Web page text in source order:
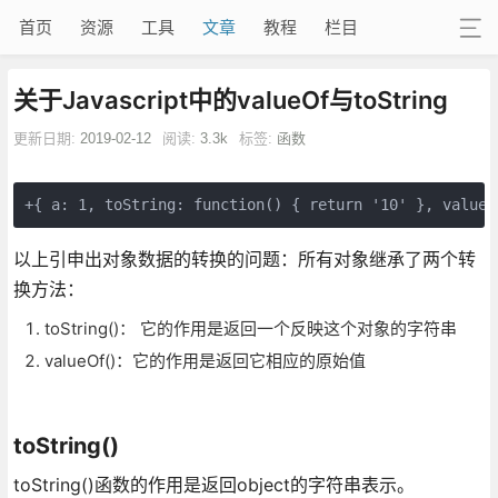
首页 资源 工具 文章 教程 栏目
关于Javascript中的valueOf与toString
更新日期: 2019-02-12 阅读: 3.3k 标签: 函数
+{ a: 1, toString: function() { return '10' },
以上引申出对象数据的转换的问题：所有对象继承了两个转
换方法：
toString()： 它的作用是返回一个反映这个对象的字符串
valueOf()：它的作用是返回它相应的原始值
toString()
toString()函数的作用是返回object的字符串表示。